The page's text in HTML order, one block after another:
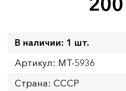
В наличии: 1 шт.
Артикул: MT-5936
Страна: СССР